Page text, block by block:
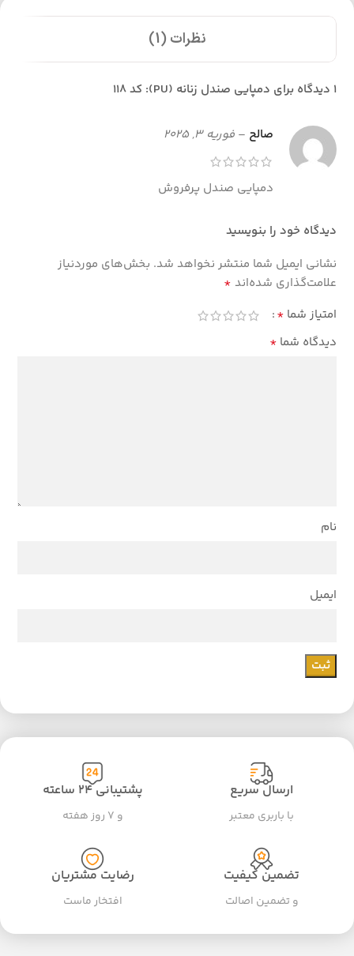
نظرات (1)
1 دیدگاه برای دمپایی صندل زنانه (PU): کد 118
صالح – فوریه 3, 2025
دمپایی صندل پرفروش
دیدگاه خود را بنویسید
نشانی ایمیل شما منتشر نخواهد شد. بخش‌های موردنیاز
علامت‌گذاری شده‌اند *
امتیاز شما *
دیدگاه شما *
نام
ایمیل
ارسال سریع
با باربری معتبر
پشتیبانی ۲۴ ساعته
و ۷ روز هفته
تضمین کیفیت
و تضمین اصالت
رضایت مشتریان
افتخار ماست